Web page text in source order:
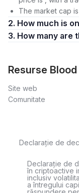
The market cap
2. How much is
3. How
Resurse
Site web
Comunitate
Declarație de
Declarație de
în criptoactive
inclusiv
a întregului